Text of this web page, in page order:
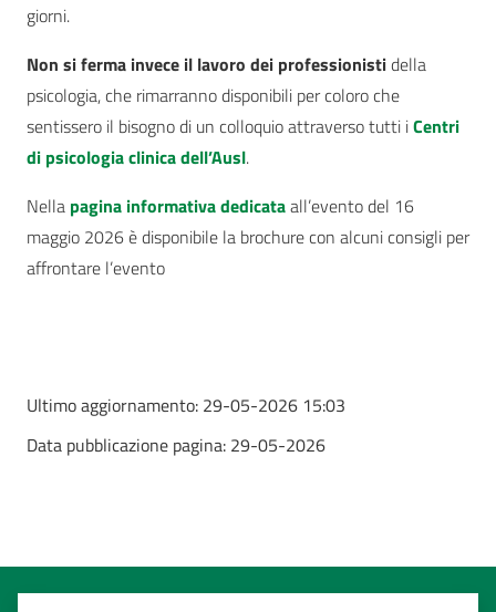
giorni.
Non si ferma invece il lavoro dei professionistidella
psicologia, che rimarranno disponibili per coloro che
sentissero il bisogno di un colloquio attraverso tutti iCentri
di psicologia clinica dell’Ausl.
Nella pagina informativa dedicataall’evento del 16
maggio 2026 è disponibile la brochure con alcuni consigli per
affrontare l’evento
Ultimo aggiornamento: 29-05-2026 15:03
Data pubblicazione pagina: 29-05-2026